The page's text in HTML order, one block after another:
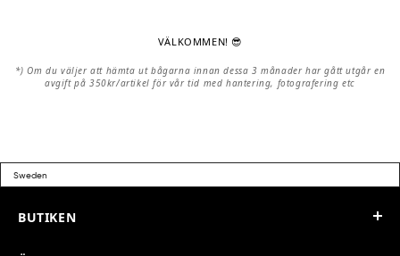
VÄLKOMMEN! 😎
*) Om du väljer att hämta ut bågarna innan dessa 3 månader har gått utgår en
avgift på 350kr/artikel för vår tid med hantering, fotografering etc
BUTIKEN